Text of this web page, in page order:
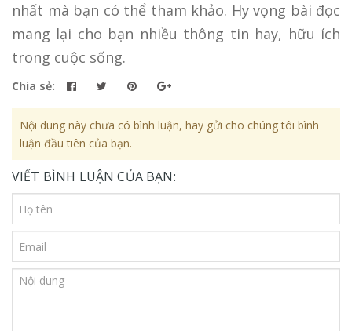
nhất mà bạn có thể tham khảo. Hy vọng bài đọc
mang lại cho bạn nhiều thông tin hay, hữu ích
trong cuộc sống.
Chia sẻ:
Nội dung này chưa có bình luận, hãy gửi cho chúng tôi bình
luận đầu tiên của bạn.
VIẾT BÌNH LUẬN CỦA BẠN: